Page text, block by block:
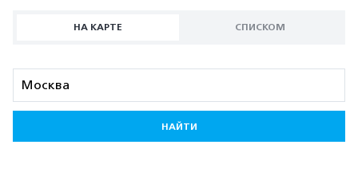
НА КАРТЕ СПИСКОМ
НАЙТИ